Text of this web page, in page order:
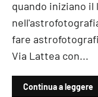
quando iniziano
fare
Via Lattea con...
Continua a leggere